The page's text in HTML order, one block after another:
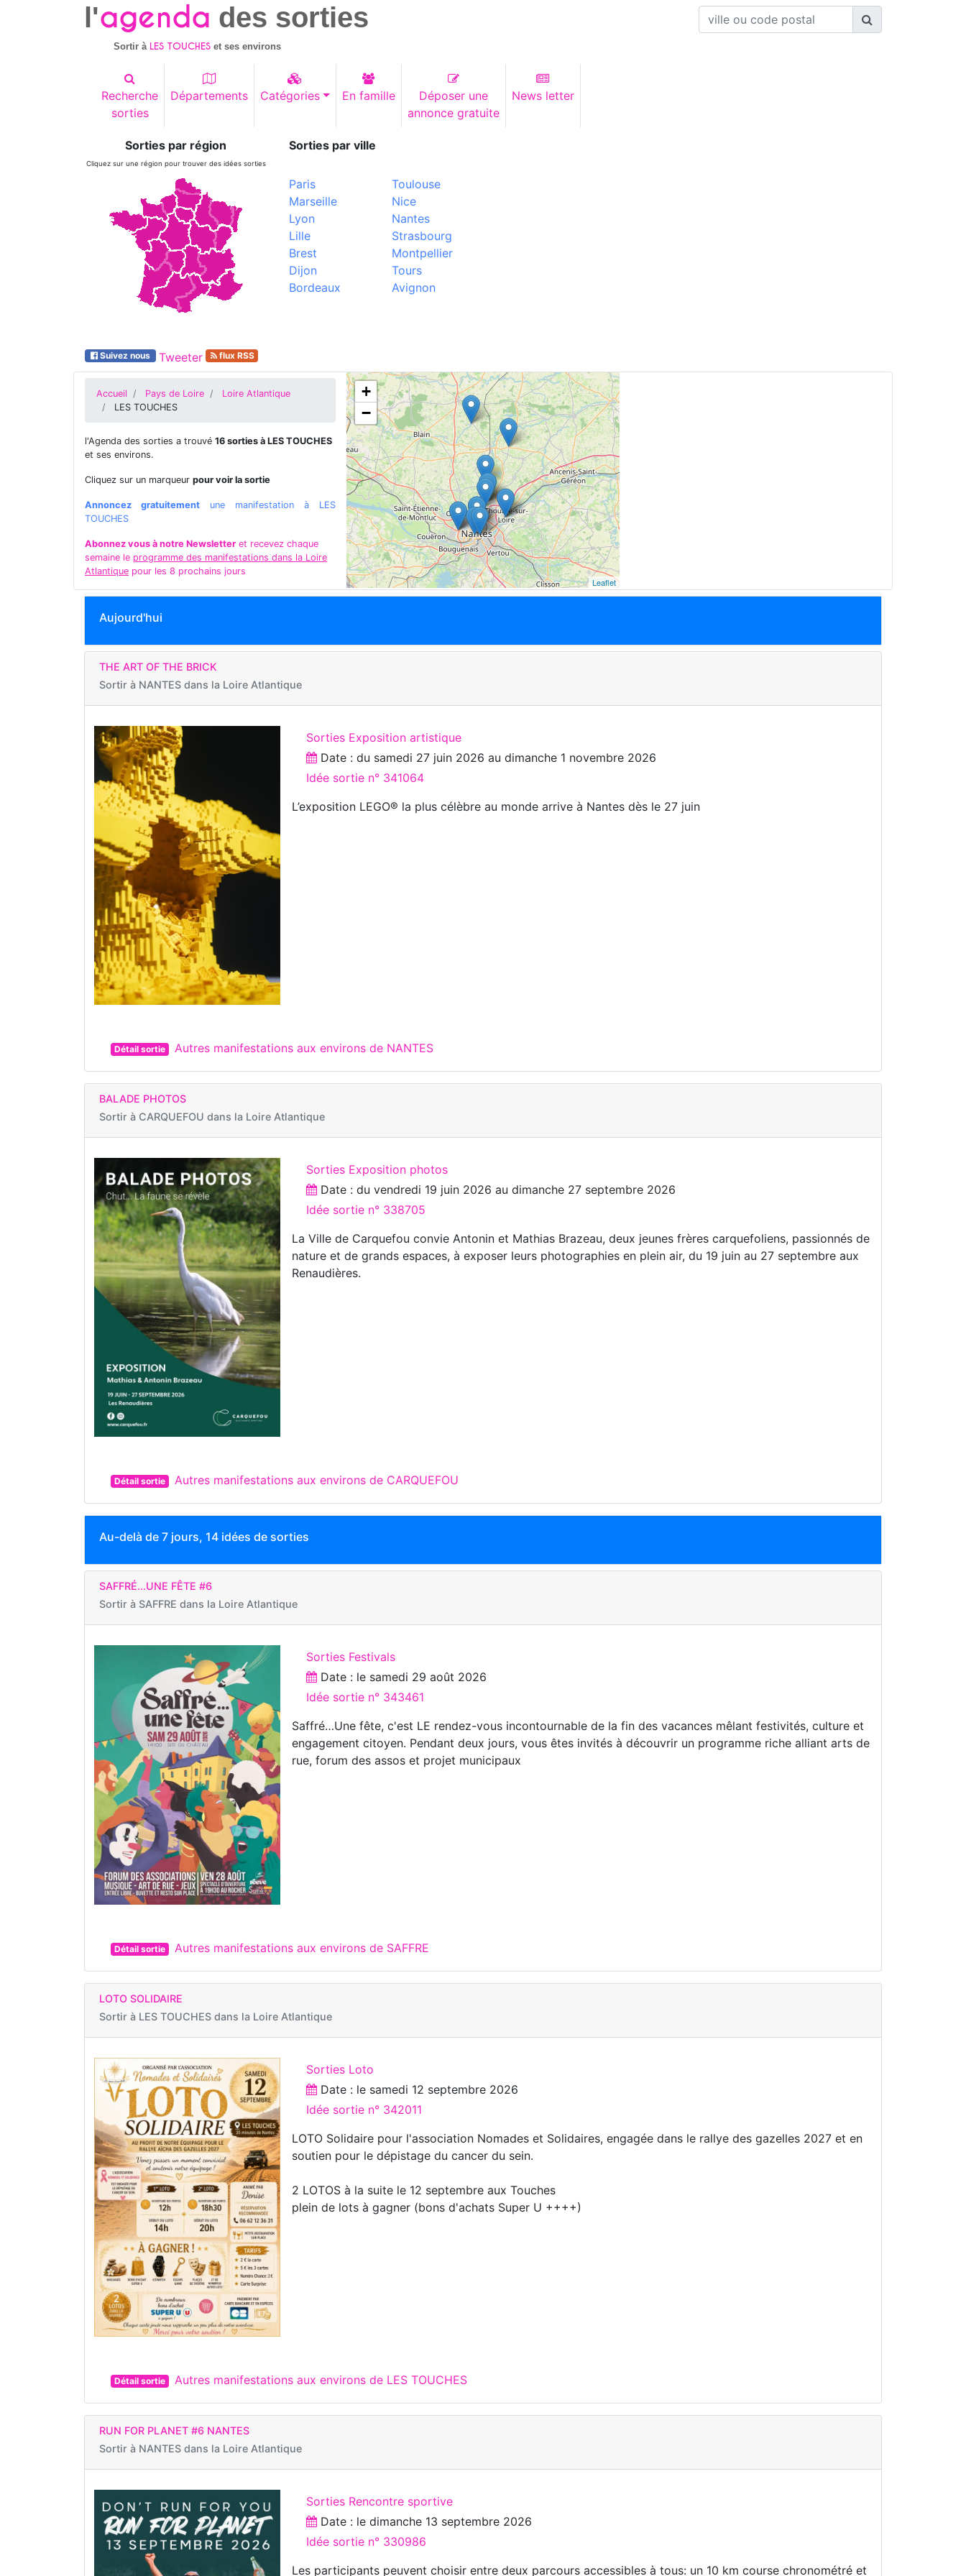
l'agenda des sorties
Sortir à LES TOUCHES et ses environs
Recherche
sorties
Départements Catégories En famille
Déposer une
annonce gratuite
News letter
Sorties par région
Cliquez sur une région pour trouver des idées sorties
Sorties par ville
Paris
Marseille
Lyon
Lille
Brest
Dijon
Bordeaux
Toulouse
Nice
Nantes
Strasbourg
Montpellier
Tours
Avignon
Suivez nous Tweeter flux RSS
Accueil Pays de Loire
Loire Atlantique
LES TOUCHES
l'Agenda des sorties a trouvé 16 sorties à LES TOUCHES
et ses environs.
Cliquez sur un marqueur pour voir la sortie
Annoncez gratuitement une manifestation à LES
TOUCHES
Abonnez vous à notre Newsletter et recevez chaque
semaine le programme des manifestations dans la Loire
Atlantique pour les 8 prochains jours
+
−
Leaflet
Aujourd'hui
THE ART OF THE BRICK
Sortir à NANTES dans la Loire Atlantique
Sorties Exposition artistique
Date : du samedi 27 juin 2026 au dimanche 1 novembre 2026
Idée sortie n° 341064
L’exposition LEGO® la plus célèbre au monde arrive à Nantes dès le 27 juin
Détail sortie Autres manifestations aux environs de NANTES
BALADE PHOTOS
Sortir à CARQUEFOU dans la Loire Atlantique
Sorties Exposition photos
Date : du vendredi 19 juin 2026 au dimanche 27 septembre 2026
Idée sortie n° 338705
La Ville de Carquefou convie Antonin et Mathias Brazeau, deux jeunes frères carquefoliens, passionnés de
nature et de grands espaces, à exposer leurs photographies en plein air, du 19 juin au 27 septembre aux
Renaudières.
Détail sortie Autres manifestations aux environs de CARQUEFOU
Au-delà de 7 jours, 14 idées de sorties
SAFFRÉ...UNE FÊTE #6
Sortir à SAFFRE dans la Loire Atlantique
Sorties Festivals
Date : le samedi 29 août 2026
Idée sortie n° 343461
Saffré…Une fête, c'est LE rendez-vous incontournable de la fin des vacances mêlant festivités, culture et
engagement citoyen. Pendant deux jours, vous êtes invités à découvrir un programme riche alliant arts de
rue, forum des assos et projet municipaux
Détail sortie Autres manifestations aux environs de SAFFRE
LOTO SOLIDAIRE
Sortir à LES TOUCHES dans la Loire Atlantique
Sorties Loto
Date : le samedi 12 septembre 2026
Idée sortie n° 342011
LOTO Solidaire pour l'association Nomades et Solidaires, engagée dans le rallye des gazelles 2027 et en
soutien pour le dépistage du cancer du sein.
2 LOTOS à la suite le 12 septembre aux Touches
plein de lots à gagner (bons d'achats Super U ++++)
Détail sortie Autres manifestations aux environs de LES TOUCHES
RUN FOR PLANET #6 NANTES
Sortir à NANTES dans la Loire Atlantique
Sorties Rencontre sportive
Date : le dimanche 13 septembre 2026
Idée sortie n° 330986
Les participants peuvent choisir entre deux parcours accessibles à tous: un 10 km course chronométré et